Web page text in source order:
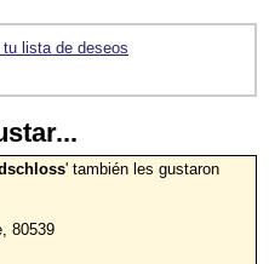
lista de deseos
' también les gustaron
80539